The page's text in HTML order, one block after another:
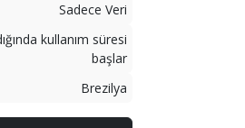
Sadece Veri
kullanım süresi
başlar
Brezilya